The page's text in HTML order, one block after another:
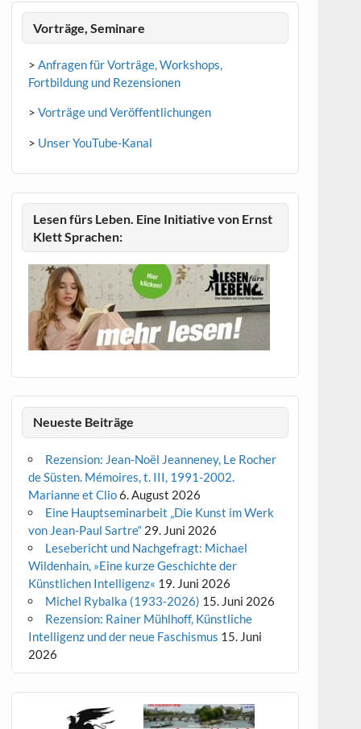
Vorträge, Seminare
> Anfragen für Vorträge, Workshops,
Fortbildung und Rezensionen
> Vorträge und Veröffentlichungen
> Unser YouTube-Kanal
Lesen fürs Leben. Eine Initiative von Ernst
Klett Sprachen:
Neueste Beiträge
Rezension: Jean-Noël Jeanneney, Le Rocher
de Süsten. Mémoires, t. III, 1991-2002.
Marianne et Clio6. August 2026
Eine Hauptseminarbeit „Die Kunst im Werk
von Jean-Paul Sartre“ 29. Juni 2026
Lesebericht und Nachgefragt: Michael
Wildenhain, »Eine kurze Geschichte der
Künstlichen Intelligenz« 19. Juni 2026
Michel Rybalka (1933-2026) 15. Juni 2026
Rezension: Rainer Mühlhoff, Künstliche
Intelligenz und der neue Faschismus 15. Juni
2026